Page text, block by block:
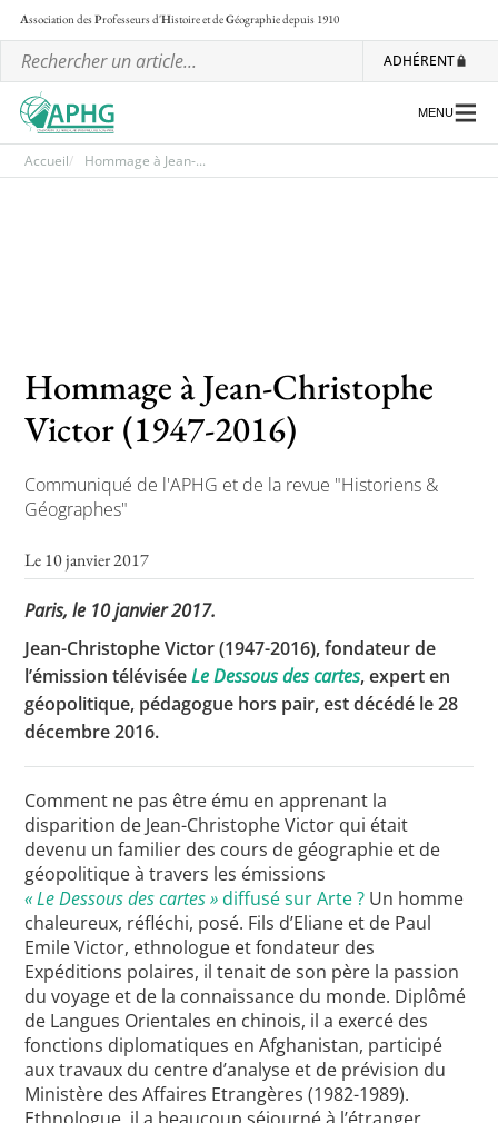
Association desProfesseurs d'Histoire et deGéographiedepuis 1910
ADHÉRENT
Lettre d’information de l’APHG
L’APHG dans la presse
Concours de recrutement
Concours scolaires
Critique d’ouvrages publiés
Culture
MENU
Accueil Hommage à Jean-...
Hommage à Jean-Christophe
Victor (1947-2016)
Communiqué de l'APHG et de la revue "Historiens &
Géographes"
Le 10 janvier 2017
Paris, le 10 janvier 2017.
Jean-Christophe Victor (1947-2016), fondateur de
l’émission téléviséeLe Dessous des cartes, expert en
géopolitique, pédagogue hors pair, est décédé le 28
décembre 2016.
Comment ne pas être ému en apprenant la
disparition de Jean-Christophe Victor qui était
devenu un familier des cours de géographie et de
géopolitique à travers les émissions
« Le Dessous des cartes » diffusé sur Arte ? Un homme
chaleureux, réfléchi, posé. Fils d’Eliane et de Paul
Emile Victor, ethnologue et fondateur des
Expéditions polaires, il tenait de son père la passion
du voyage et de la connaissance du monde. Diplômé
de Langues Orientales en chinois, il a exercé des
fonctions diplomatiques en Afghanistan, participé
aux travaux du centre d’analyse et de prévision du
Ministère des Affaires Etrangères (1982-1989).